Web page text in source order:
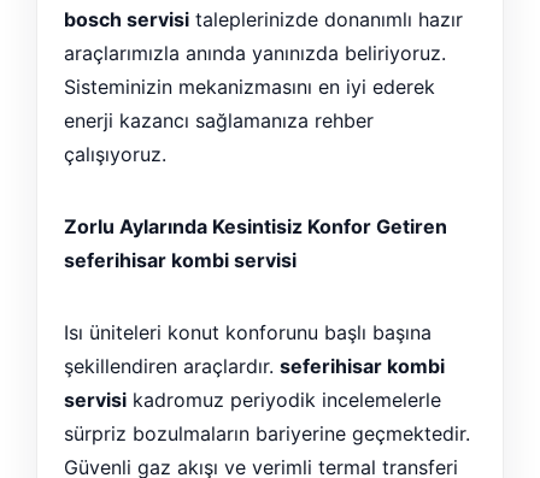
bosch servisi taleplerinizde donanımlı hazır
araçlarımızla anında yanınızda beliriyoruz.
Sisteminizin mekanizmasını en iyi ederek
enerji kazancı sağlamanıza rehber
çalışıyoruz.
Zorlu Aylarında Kesintisiz Konfor Getiren
seferihisar kombi servisi
Isı üniteleri konut konforunu başlı başına
şekillendiren araçlardır. seferihisar kombi
servisi kadromuz periyodik incelemelerle
sürpriz bozulmaların bariyerine geçmektedir.
Güvenli gaz akışı ve verimli termal transferi